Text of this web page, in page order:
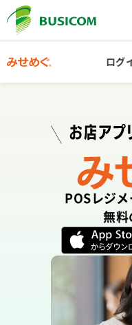
み
みせ
ビジ
店
メ
機能紹
ログ
POSレジ
無料